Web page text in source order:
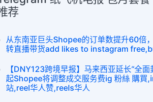
荐
从东南亚巨头Shopee的订单数提升60倍
转直播带货add likes to instagram
【DNY123跨境早报】马来西亚延长“全面
起Shopee将调整成交服务费ig 粉絲 購買
站,reel华人赞,reels华人